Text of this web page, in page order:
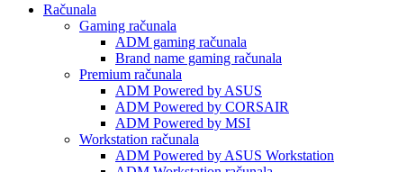
Računala
Gaming računala
ADM gaming računala
Brand name gaming računala
Premium računala
ADM Powered by ASUS
ADM Powered by CORSAIR
ADM Powered by MSI
Workstation računala
ADM Powered by ASUS Workstation